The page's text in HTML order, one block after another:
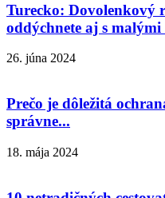
Turecko: Dovolenkový
oddýchnete aj s
26. júna 2024
Prečo je dôležitá
správne...
18. mája 2024